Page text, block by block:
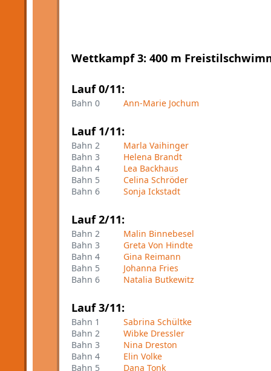
Wettkampf 3: 400 m
Lauf 0/11:
Bahn 0 Ann-Marie Jochum
Lauf 1/11:
Bahn 2
Marla Vaihinger
Bahn 3
Helena Brandt
Bahn 4
Lea Backhaus
Bahn 5
Celina Schröder
Bahn 6
Sonja Ickstadt
Lauf 2/11:
Bahn 2
Malin Binnebesel
Bahn 3
Greta Von Hindte
Bahn 4
Gina Reimann
Bahn 5
Johanna Fries
Bahn 6
Natalia Butkewitz
Lauf 3/11:
Bahn 1
Sabrina Schültke
Bahn 2
Wibke Dressler
Bahn 3
Nina Dreston
Bahn 4
Elin Volke
Bahn 5
Dana Tonk